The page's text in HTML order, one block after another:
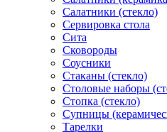
Салатники (стекло)
Сервировка стола
Сита
Сковороды
Соусники
Стаканы (стекло)
Столовые наборы
Стопка (стекло)
Супницы
Тарелки